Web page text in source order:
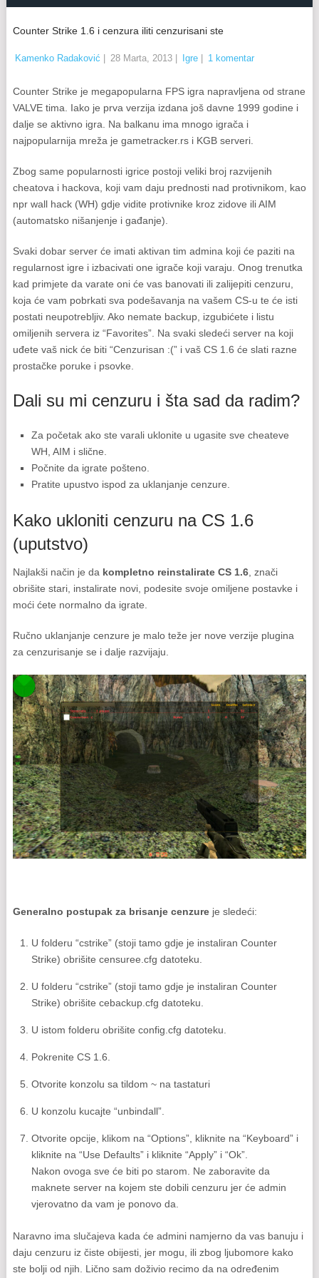
Counter Strike 1.6 i cenzura iliti cenzurisani ste
Kamenko Radaković 28 Marta, 2013| Igre| 1 komentar
Counter Strike je megapopularna FPS igra napravljena od strane
VALVE tima. Iako je prva verzija izdana još davne 1999 godine i
dalje se aktivno igra. Na balkanu ima mnogo igrača i
najpopularnija mreža je gametracker.rs i KGB serveri.
Zbog same popularnosti igrice postoji veliki broj razvijenih
cheatova i hackova, koji vam daju prednosti nad protivnikom, kao
npr wall hack (WH) gdje vidite protivnike kroz zidove ili AIM
(automatsko nišanjenje i gađanje).
Svaki dobar server će imati aktivan tim admina koji će paziti na
regularnost igre i izbacivati one igrače koji varaju. Onog trenutka
kad primjete da varate oni će vas banovati ili zalijepiti cenzuru,
koja će vam pobrkati sva podešavanja na vašem CS-u te će isti
postati neupotrebljiv. Ako nemate backup, izgubićete i listu
omiljenih servera iz “Favorites”. Na svaki sledeći server na koji
uđete vaš nick će biti “Cenzurisan :(” i vaš CS 1.6 će slati razne
prostačke poruke i psovke.
Dali su mi cenzuru i šta sad da radim?
Za početak ako ste varali uklonite u ugasite sve cheateve
WH, AIM i slične.
Počnite da igrate pošteno.
Pratite upustvo ispod za uklanjanje cenzure.
Kako ukloniti cenzuru na CS 1.6
(uputstvo)
Najlakši način je da kompletno reinstalirate CS 1.6, znači
obrišite stari, instalirate novi, podesite svoje omiljene postavke i
moći ćete normalno da igrate.
Ručno uklanjanje cenzure je malo teže jer nove verzije plugina
za cenzurisanje se i dalje razvijaju.
Generalno postupak za brisanje cenzureje sledeći:
U folderu “cstrike” (stoji tamo gdje je instaliran Counter
Strike) obrišite censuree.cfg datoteku.
U folderu “cstrike” (stoji tamo gdje je instaliran Counter
Strike) obrišite cebackup.cfg datoteku.
U istom folderu obrišite config.cfg datoteku.
Pokrenite CS 1.6.
Otvorite konzolu sa tildom ~ na tastaturi
U konzolu kucajte “unbindall”.
Otvorite opcije, klikom na “Options”, kliknite na “Keyboard” i
kliknite na “Use Defaults” i kliknite “Apply” i “Ok”.
Nakon ovoga sve će biti po starom. Ne zaboravite da
maknete server na kojem ste dobili cenzuru jer će admin
vjerovatno da vam je ponovo da.
Naravno ima slučajeva kada će admini namjerno da vas banuju i
daju cenzuru iz čiste obijesti, jer mogu, ili zbog ljubomore kako
ste bolji od njih. Lično sam doživio recimo da na određenim